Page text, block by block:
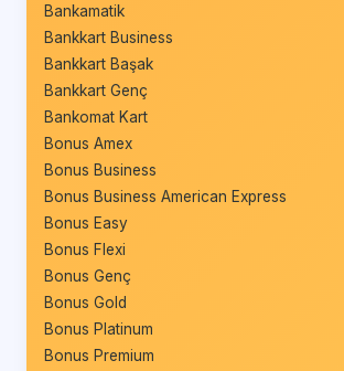
Bankamatik
Bankkart Business
Bankkart Başak
Bankkart Genç
Bankomat Kart
Bonus Amex
Bonus Business
Bonus Business American Express
Bonus Easy
Bonus Flexi
Bonus Genç
Bonus Gold
Bonus Platinum
Bonus Premium